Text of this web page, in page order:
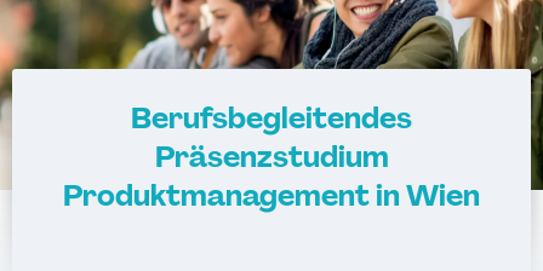
Berufsbegleitendes
Präsenzstudium
Produktmanagement in Wien